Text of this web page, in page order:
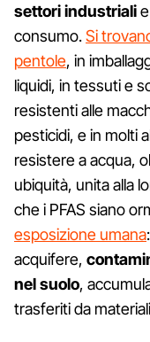
settori industriali
consumo.Si
pentole, in
liquidi, in tessuti e
resistenti alle
pesticidi, e in molti
resistere a acqua,
ubiquità, unita alla
che i PFAS siano
esposizione umana
acquifere,
nel suolo,
trasferiti da